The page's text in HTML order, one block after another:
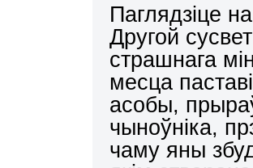
Паглядзіце
Другой
страшнага
месца
асобы,
чыноўніка,
чаму яны